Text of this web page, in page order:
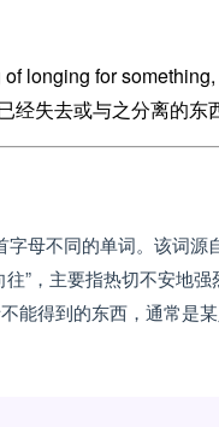
longing for
经失去或与之分离的东
字母不同的单词。该词
”，主要指热切不安地
能得到的东西，通常是